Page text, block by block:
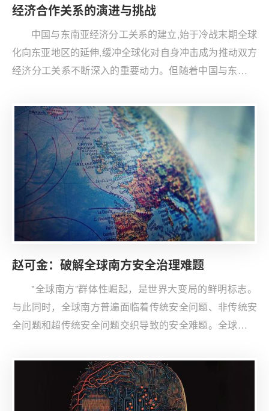
经济合作关系的演进与挑战
中国与东南亚经济分工关系的建立,始于冷战末期全球
化向东亚地区的延伸,缓冲全球化对自身冲击成为推动双方
经济分工关系不断深入的重要动力。但随着中国与东南亚
经济分工关系表现出一定的“独立性”且开始影响全球化进
程,逐渐具有“区域世界”的特征。
赵可金：破解全球南方安全治理难题
"全球南方”群体性崛起，是世界大变局的鲜明标志。
与此同时，全球南方普遍面临着传统安全问题、非传统安
全问题和超传统安全问题交织导致的安全难题。全球南方
理体系向着公正合理方向发展。